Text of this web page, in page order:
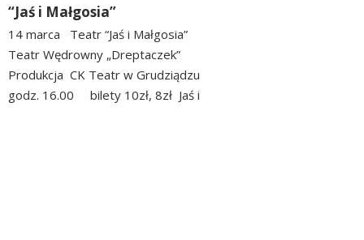
“Jaś i Małgosia”
14 marca Teatr “Jaś i Małgosia”
Teatr Wędrowny „Dreptaczek”
Produkcja CK Teatr w Grudziądzu
godz. 16.00 bilety 10zł, 8zł Jaś i